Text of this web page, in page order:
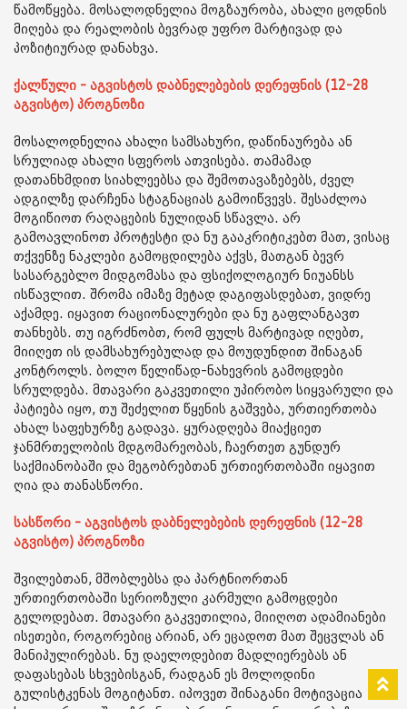
წამოწყება. მოსალოდნელია მოგზაურობა, ახალი ცოდნის
მიღება და რეალობის ბევრად უფრო მარტივად და
პოზიტიურად დანახვა.
ქალწული - აგვისტოს დაბნელებების დერეფნის (12-28
აგვისტო) პროგნოზი
მოსალოდნელია ახალი სამსახური, დაწინაურება ან
სრულიად ახალი სფეროს ათვისება. თამამად
დათანხმდით სიახლეებსა და შემოთავაზებებს, ძველ
ადგილზე დარჩენა სტაგნაციას გამოიწვევს. შესაძლოა
მოგიწიოთ რაღაცების ნულიდან სწავლა. არ
გამოავლინოთ პროტესტი და ნუ გააკრიტიკებთ მათ, ვისაც
თქვენზე ნაკლები გამოცდილება აქვს, მათგან ბევრ
სასარგებლო მიდგომასა და ფსიქოლოგიურ ნიუანსს
ისწავლით. შრომა იმაზე მეტად დაგიფასდებათ, ვიდრე
აქამდე. იყავით რაციონალურები და ნუ გაფლანგავთ
თანხებს. თუ იგრძნობთ, რომ ფულს მარტივად იღებთ,
მიიღეთ ის დამსახურებულად და მოუდუნდით შინაგან
კონტროლს. ბოლო წელიწად-ნახევრის გამოცდები
სრულდება. მთავარი გაკვეთილი უპირობო სიყვარული და
პატიება იყო, თუ შეძელით წყენის გაშვება, ურთიერთობა
ახალ საფეხურზე გადავა. ყურადღება მიაქციეთ
ჯანმრთელობის მდგომარეობას, ჩაერთეთ გუნდურ
საქმიანობაში და მეგობრებთან ურთიერთობაში იყავით
ღია და თანასწორი.
სასწორი - აგვისტოს დაბნელებების დერეფნის (12-28
აგვისტო) პროგნოზი
შვილებთან, მშობლებსა და პარტნიორთან
ურთიერთობაში სერიოზული კარმული გამოცდები
გელოდებათ. მთავარი გაკვეთილია, მიიღოთ ადამიანები
ისეთები, როგორებიც არიან, არ ეცადოთ მათ შეცვლას ან
მანიპულირებას. ნუ დაელოდებით მადლიერებას ან
დაფასებას სხვებისგან, რადგან ეს მოლოდინი
გულისტკენას მოგიტანთ. იპოვეთ შინაგანი მოტივაცია